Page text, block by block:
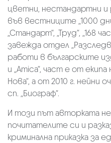
цветни, нестандартни и
във вестниците „1000
„Стандарт“, „Труд“, „168
завежда отдел
работи в българските
и „Amica“, част е от
Нова“, а от 2010 г. нейни
сп. „Биограф“.
И този път авторката
почитателите си и
криминална приказка за